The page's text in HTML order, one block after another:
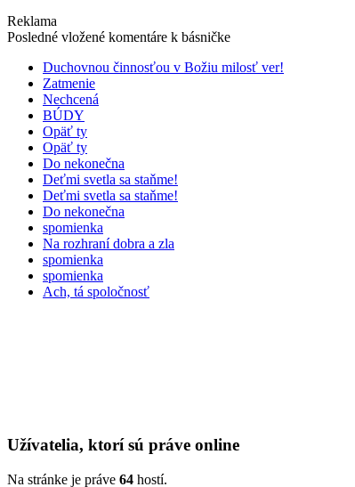
Reklama
Posledné vložené komentáre k básničke
Duchovnou činnosťou v Božiu milosť ver!
Zatmenie
Nechcená
BÚDY
Opäť ty
Opäť ty
Do nekonečna
Deťmi svetla sa staňme!
Deťmi svetla sa staňme!
Do nekonečna
spomienka
Na rozhraní dobra a zla
spomienka
spomienka
Ach, tá spoločnosť
Užívatelia, ktorí sú práve online
Na stránke je práve 64 hostí.